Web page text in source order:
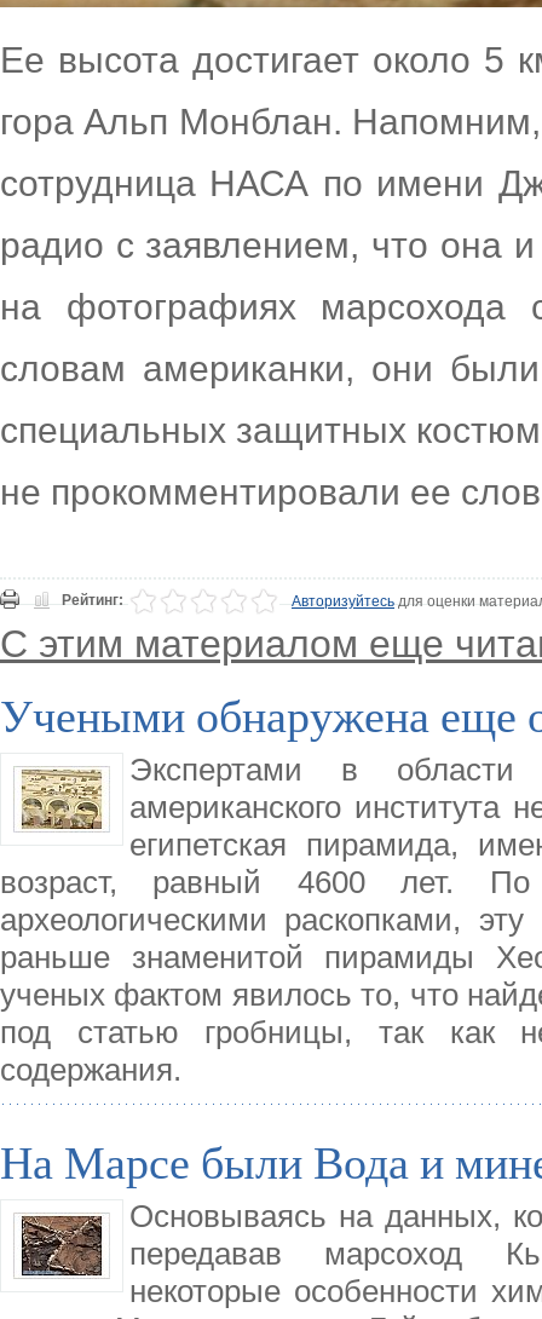
Ее высота достигает около 5
гора Альп Монблан. Напомним,
сотрудница НАСА по имени
радио с заявлением, что она
на фотографиях
словам американки, они
специальных защитных
не прокомментировали ее
Рейтинг: Авторизуйтесьдля оценки
С этим материалом еще
Учеными обнаружена еще
Экспертами в области
американского института
египетская пирамида,
возраст, равный 4600 лет. По
археологическими раскопками,
раньше знаменитой пирамиды
ученых фактом явилось то, что
под статью гробницы, так как
содержания.
На Марсе были Вода и
Основываясь на данных,
передавав марсоход
некоторые особенности